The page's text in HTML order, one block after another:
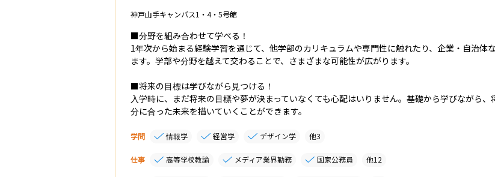
神戸山手キャンパス1・4・5号館
■分野を組み合わせて学べる！
1年次から始まる経験学習を通じて、他学部のカリキュラムや専門性に触れたり、企業・自治体
ます。学部や分野を越えて交わることで、さまざまな可能性が広がります。
■将来の目標は学びながら見つける！
入学時に、まだ将来の目標や夢が決まっていなくても心配はいりません。基礎から学びながら
分に合った未来を描いていくことができます。
学問 情報学 経営学 デザイン学 他3
仕事 高等学校教諭 メディア業界勤務 国家公務員 他12